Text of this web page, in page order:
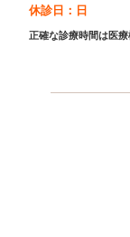
休診日：日
正確な診療時間は医